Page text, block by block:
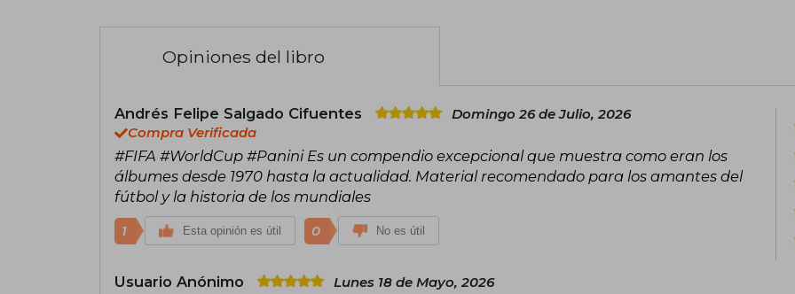
"Varios autores" no representa a una
han sido reconocidas por instituciones
Opiniones del libro
Andrés Felipe Salgado Cifuentes
Domingo 26 de Julio, 2026
Compra Verificada
#FIFA #WorldCup #Panini Es un compendio excepcional que muestra como eran los
álbumes desde 1970 hasta la actualidad. Material recomendado para los amantes del
fútbol y la historia de los mundiales
1 Esta opinión es útil 0 No es útil
Usuario Anónimo Lunes 18 de Mayo, 2026